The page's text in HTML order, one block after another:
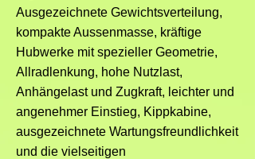
Ausgezeichnete Gewichtsverteilung,
kompakte Aussenmasse, kräftige
Hubwerke mit spezieller Geometrie,
Allradlenkung, hohe Nutzlast,
Anhängelast und Zugkraft, leichter und
angenehmer Einstieg, Kippkabine,
ausgezeichnete Wartungsfreundlichkeit
und die vielseitigen